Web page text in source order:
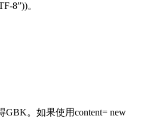
8”))。
GBK。如果使用content= new